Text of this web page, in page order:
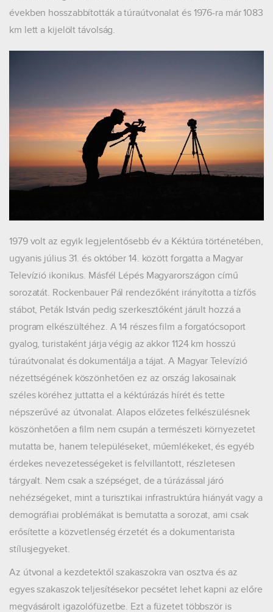
években hosszabbították a túraútvonalat és 1976-ra már 1083
km lett a kijelölt távolság.
1979 volt az egyik legjelentősebb év a Kéktúra történetében,
ugyanis július 31. és október 14. között forgatta a Magyar
Televízió ikonikus. Másfél Lépés Magyarországon című
sorozatát. Rockenbauer Pál rendezőként irányította a tízfős
stábot, Peták István pedig szerkesztőként járult hozzá a
program elkészültéhez. A 14 részes film a forgatócsoport
gyalog, turistaként járja végig az akkor 1124 km hosszú
túraútvonalat és dokumentálja a tájat. A Magyar Televízió
nézettségének köszönhetően ez az ország lakosainak
széles köréhez juttatta el a kéktúrázás hírét és tette
népszerűvé az útvonalat. Alapos előzetes felkészülésnek
köszönhetően a film nem csupán a természeti környezetet
mutatta be, hanem településeket, műemlékeket, és egyéb
érdekes nevezetességeket is felvillantott, részletesen
tárgyalt. Nem csak a szépséget, de a túrázással járó
nehézségeket, mint a turisztikai infrastruktúra hiányát vagy a
demográfiai problémákat is bemutatta a sorozat, ami csak
erősítette a közvetlenség érzetét és a dokumentarista
stílusjegyeket.
Az útvonal a kezdetektől szakaszokra van osztva és az
egyes szakaszok teljesítésekor pecsétet lehet kapni az előre
megvásárolt igazolófüzetbe. Ezt a füzetet többször is